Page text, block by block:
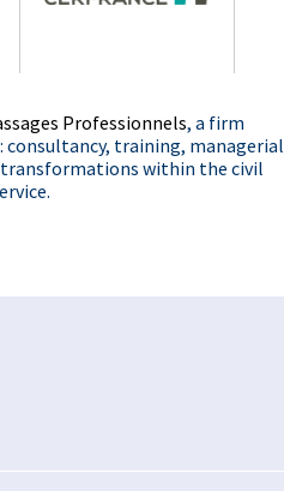
Professionnels, a firm
consultancy, training, managerial
within the civil